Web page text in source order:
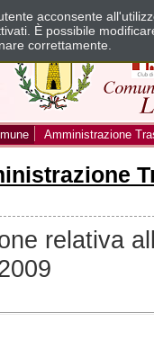
Amministrazione
relativa
acconsente
È possibile
correttamente.